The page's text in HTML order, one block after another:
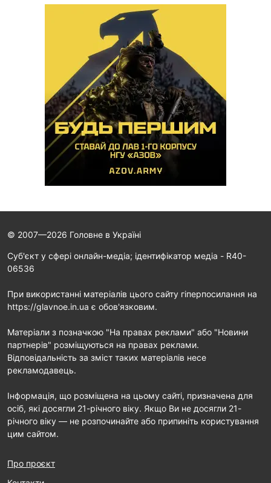
© 2007—2026 Головне в Україні
Cуб'єкт у сфері онлайн-медіа; ідентифікатор медіа - R40-
06536
При використанні матеріалів цього сайту гіперпосилання на
https://glavnoe.in.ua є обов'язковим.
Матеріали з позначкою "На правах реклами" або "Новини
партнерів" розміщуються на правах реклами.
Відповідальність за зміст таких матеріалів несе
рекламодавець.
Інформація, що розміщена на цьому сайті, призначена для
осіб, які досягли 21-річного віку. Якщо Ви не досягли 21-
річного віку — не розпочинайте або припиніть користування
цим сайтом.
Про проєкт